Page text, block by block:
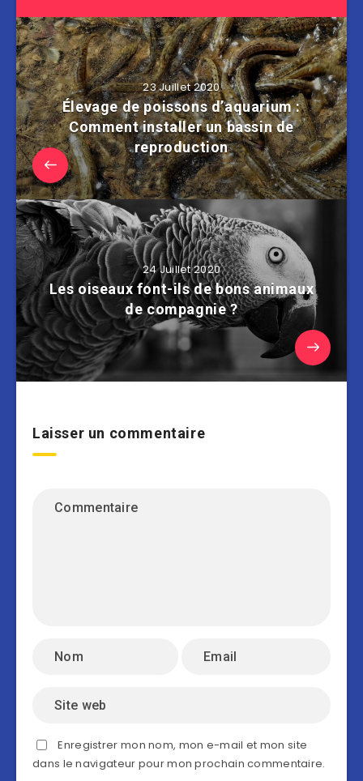
23 Juillet 2020
Élevage de poissons d’aquarium :
Comment installer un bassin de
reproduction
24 Juillet 2020
Les oiseaux font-ils de bons animaux
de compagnie ?
Laisser un commentaire
Enregistrer mon nom, mon e-mail et mon site
dans le navigateur pour mon prochain commentaire.